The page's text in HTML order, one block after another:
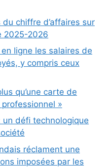
du chiffre d’affaires sur
2025-2026
ligne les salaires de
y compris ceux
qu’une carte de
»
un défi technologique
réclament une
imposées par les